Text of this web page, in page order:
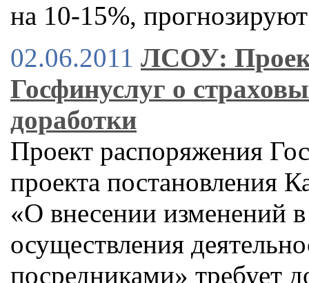
на 10-15%,
02.06.2011 ЛСОУ:
Госфинуслуг о
доработки
Проект распоряжения
проекта постановления
«О внесении изменений
осуществления
посредниками» требует